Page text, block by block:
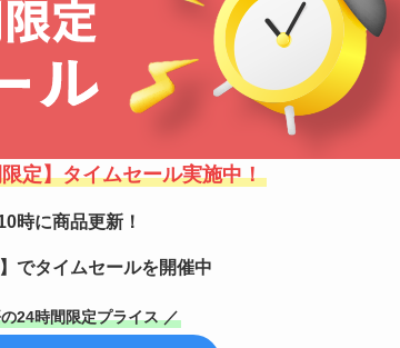
定】タイムセール実施中！
時に商品更新！
でタイムセールを開催中
24時間限定プライス ／